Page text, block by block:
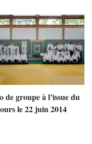
de groupe à l’issue du
le 22 juin 2014